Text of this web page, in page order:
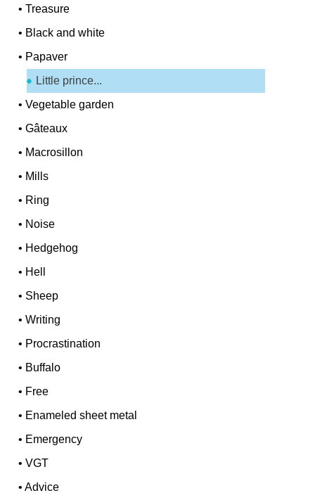
•Treasure
• Black and white
• Papaver
Little prince...
•Vegetable garden
•Gâteaux
• Macrosillon
• Mills
• Ring
• Noise
• Hedgehog
• Hell
• Sheep
•Writing
• Procrastination
• Buffalo
• Free
• Enameled sheet metal
• Emergency
•VGT
•Advice